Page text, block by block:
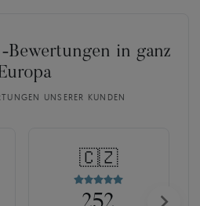
-Bewertungen in ganz
UNSERER KUNDEN
🇨🇿